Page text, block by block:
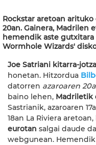
Rockstar aretoan
20an. Gainera, Madrilen
hemendik aste gutxitara
Wormhole Wizards'
Joe Satriani kitarra-
honetan. Hitzordua
datorren azaroaren
baino lehen, Madriletik
Sastrianik, azaroaren
18an La Riviera
eurotan salgai daude
webgunean.